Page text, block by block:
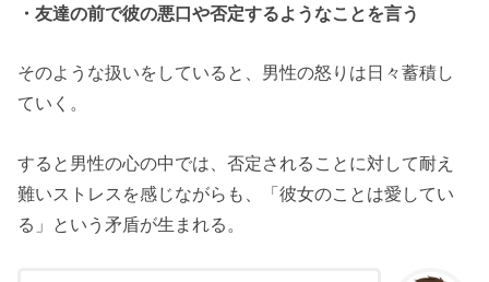
・友達の前で彼の悪口や否定するようなことを言う
そのような扱いをしていると、男性の怒りは日々蓄積し
ていく。
すると男性の心の中では、否定されることに対して耐え
難いストレスを感じながらも、「彼女のことは愛してい
る」という矛盾が生まれる。